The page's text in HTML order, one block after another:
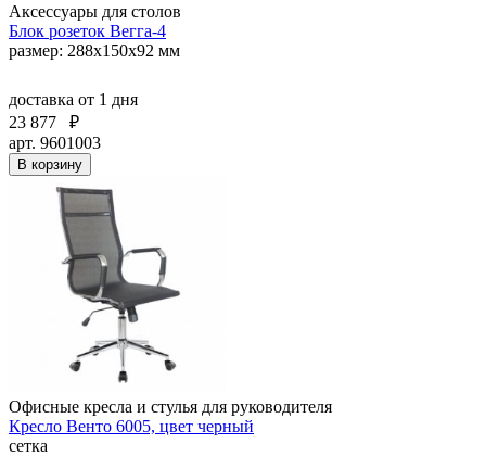
Аксессуары для столов
Блок розеток Вегга-4
размер: 288х150х92 мм
доставка от 1 дня
23 877
₽
арт. 9601003
В корзину
Офисные кресла и стулья для руководителя
Кресло Венто 6005, цвет черный
сетка